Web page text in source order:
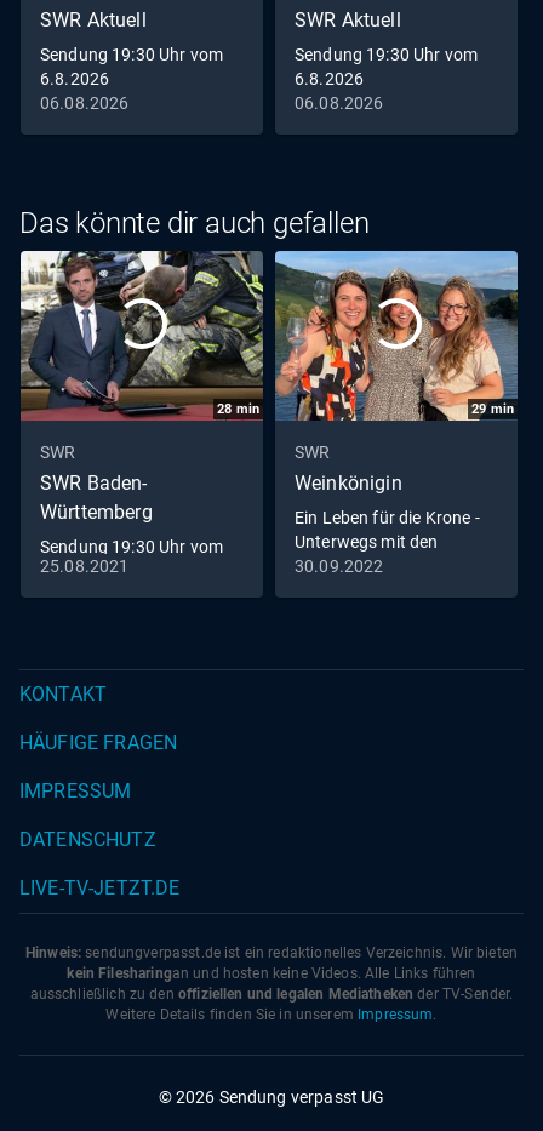
SWR Aktuell
Sendung 19:30 Uhr vom
6.8.2026
06.08.2026
SWR Aktuell
Sendung 19:30 Uhr vom
6.8.2026
06.08.2026
Das könnte dir auch gefallen
28min
SWR
SWR Baden-
Württemberg
Sendung 19:30 Uhr vom
25.8.2021
25.08.2021
29min
SWR
Weinkönigin
Ein Leben für die Krone -
Unterwegs mit den
Weinköniginnen
30.09.2022
KONTAKT
HÄUFIGE FRAGEN
IMPRESSUM
DATENSCHUTZ
LIVE-TV-JETZT.DE
Hinweis: sendungverpasst.de ist ein redaktionelles Verzeichnis. Wir bieten
kein Filesharingan und hosten keine Videos. Alle Links führen
ausschließlich zu den offiziellen und legalen Mediatheken der TV-Sender.
Weitere Details finden Sie in unserem Impressum.
© 2026 Sendung verpasst UG